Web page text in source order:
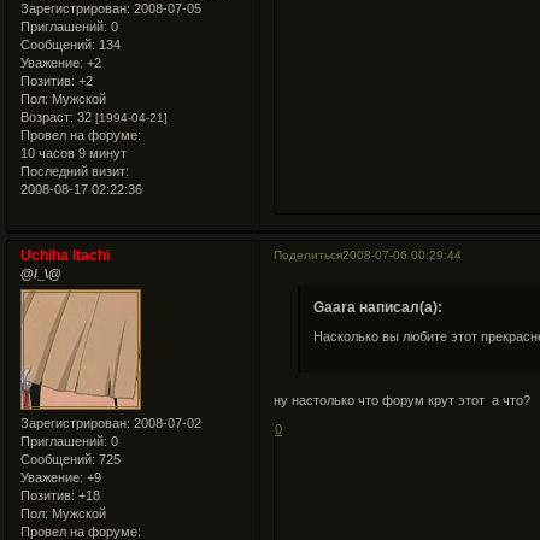
Зарегистрирован: 2008-07-05
Приглашений: 0
Сообщений: 134
Уважение: +2
Позитив: +2
Пол: Мужской
Возраст: 32 [1994-04-21]
Провел на форуме:
10 часов 9 минут
Последний визит:
2008-08-17 02:22:36
Поделиться2008-07-06 00:29:44
Uchiha Itachi
@/_\@
Зарегистрирован: 2008-07-02
Приглашений: 0
Сообщений: 725
Уважение: +9
Позитив: +18
Пол: Мужской
Провел на форуме:
Gaara написал(а):
Насколько вы любите этот
ну настолько что форум крут этот а что?
0